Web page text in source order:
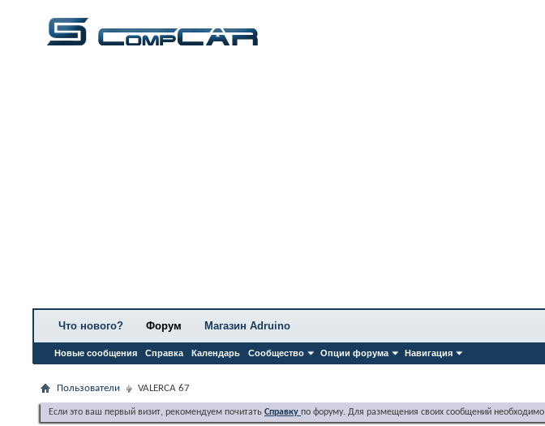
Что нового? Форум
Новые сообщения Справка Календарь Сообщество Опции форума Навигация
Магазин Adruino
Пользователи VALERCA 67
Если это ваш первый визит, рекомендуем почитать Справку по форуму. Для размещения своих сообщений необходимо